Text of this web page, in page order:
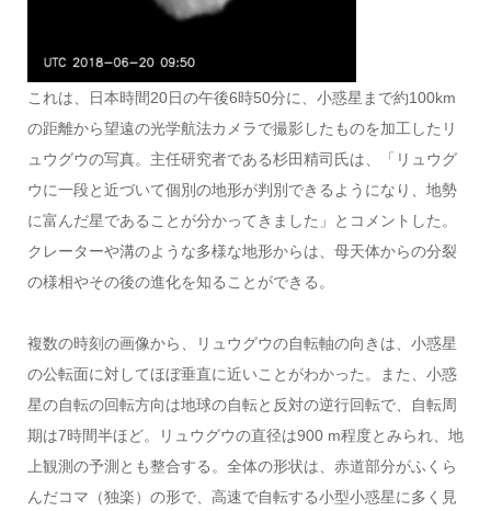
これは、日本時間20日の午後6時50分に、小惑星まで約100km
の距離から望遠の光学航法カメラで撮影したものを加工したリ
ュウグウの写真。主任研究者である杉田精司氏は、「リュウグ
ウに一段と近づいて個別の地形が判別できるようになり、地勢
に富んだ星であることが分かってきました」とコメントした。
クレーターや溝のような多様な地形からは、母天体からの分裂
の様相やその後の進化を知ることができる。
複数の時刻の画像から、リュウグウの自転軸の向きは、小惑星
の公転面に対してほぼ垂直に近いことがわかった。また、小惑
星の自転の回転方向は地球の自転と反対の逆行回転で、自転周
期は7時間半ほど。リュウグウの直径は900 m程度とみられ、地
上観測の予測とも整合する。全体の形状は、赤道部分がふくら
んだコマ（独楽）の形で、高速で自転する小型小惑星に多く見